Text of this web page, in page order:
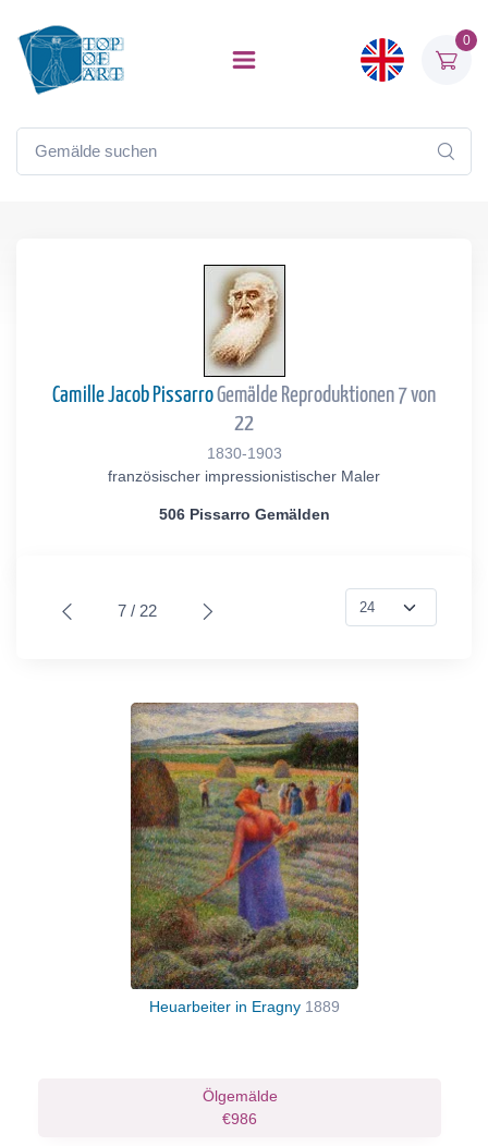
0
Camille Jacob PissarroGemälde Reproduktionen 7 von
22
1830-1903
französischer impressionistischer Maler
506 Pissarro Gemälden
7 / 22
Heuarbeiter in Eragny 1889
Ölgemälde
€986